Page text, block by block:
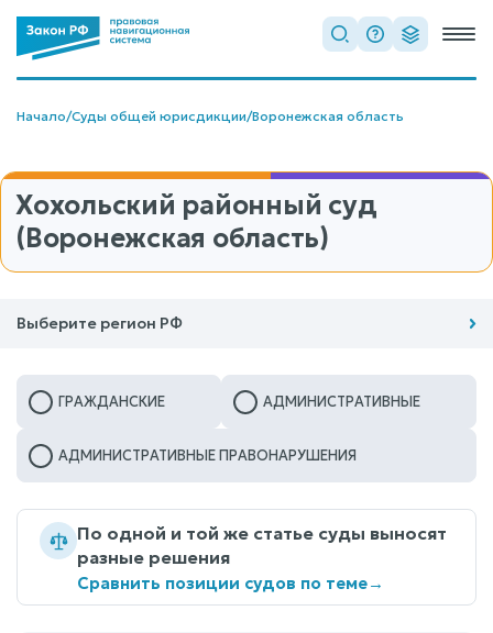
Начало/Суды общей юрисдикции/Воронежская область
Хохольский районный суд
(Воронежская область)
Выберите регион РФ
ГРАЖДАНСКИЕ АДМИНИСТРАТИВНЫЕ
АДМИНИСТРАТИВНЫЕ ПРАВОНАРУШЕНИЯ
По одной и той же статье суды выносят
разные решения
Сравнить позиции судов по теме→